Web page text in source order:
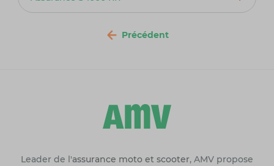
Précédent
Leader de l'assurance moto et scooter, AMV propose